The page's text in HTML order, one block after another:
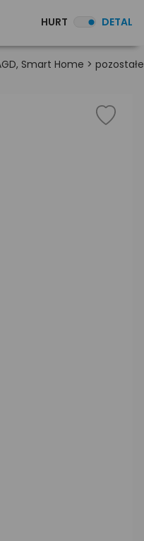
HURT DETAL
Smart Home > pozostałe